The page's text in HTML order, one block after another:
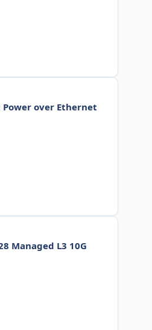
Power over Ethernet
Managed L3 10G